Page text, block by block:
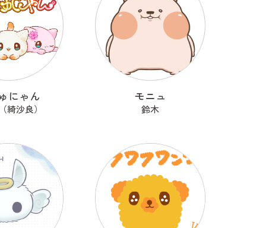
にゃん
綺沙良）
モニュ
鈴木